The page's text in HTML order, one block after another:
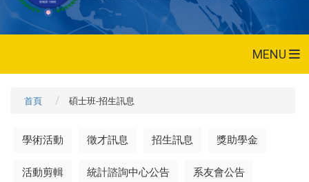
MENU
首頁 碩士班-招生訊息
學術活動 徵才訊息 招生訊息 獎助學金
活動剪輯 統計諮詢中心公告 系友會公告